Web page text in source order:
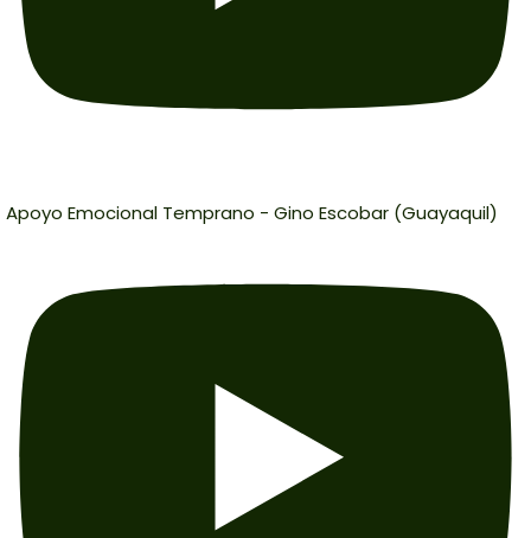
Apoyo Emocional Temprano - Gino Escobar (Guayaquil)